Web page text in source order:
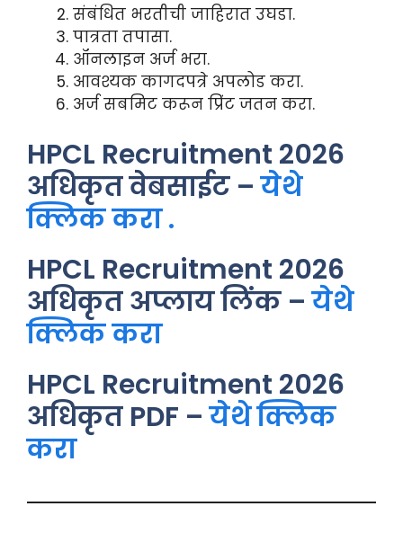
संबंधित भरतीची जाहिरात उघडा.
पात्रता तपासा.
ऑनलाइन अर्ज भरा.
आवश्यक कागदपत्रे अपलोड करा.
अर्ज सबमिट करून प्रिंट जतन करा.
HPCL Recruitment 2026
अधिकृत वेबसाईट –येथे
क्लिक करा .
HPCL Recruitment 2026
अधिकृत अप्लाय लिंक –येथे
क्लिक करा
HPCL Recruitment 2026
अधिकृत PDF –येथे क्लिक
करा